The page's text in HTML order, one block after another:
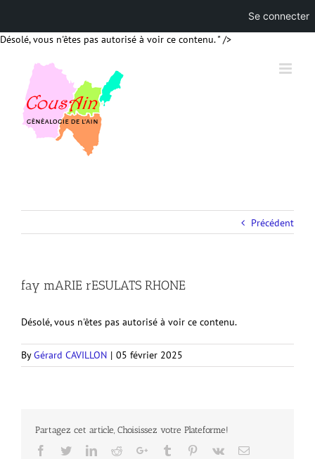
Désolé, vous n'êtes pas autorisé à voir ce contenu. " />Skip
Précédent
fay mARIE rESULATS RHONE
Désolé, vous n'êtes pas autorisé à voir ce contenu.
ByGérard CAVILLON | 05 février 2025
Partagez cet article, Choisissez votre Plateforme!
Facebook
TwitterLinkedIn
RedditGoogle+Tumblr Pinterest
Vk Email
Se connecter